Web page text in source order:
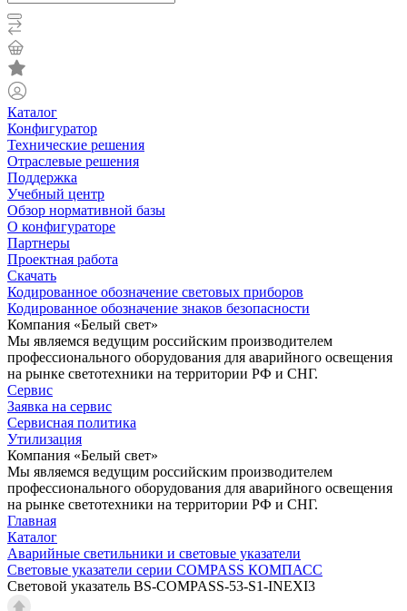
Каталог
Конфигуратор
Технические решения
Отраслевые решения
Поддержка
Учебный центр
Обзор нормативной базы
О конфигураторе
Партнеры
Проектная работа
Скачать
Кодированное обозначение световых приборов
Кодированное обозначение знаков безопасности
Компания «Белый свет»
Мы являемся ведущим российским производителем
профессионального оборудования для аварийного освещения
на рынке светотехники на территории РФ и СНГ.
Сервис
Заявка на сервис
Сервисная политика
Утилизация
Компания «Белый свет»
Мы являемся ведущим российским производителем
профессионального оборудования для аварийного освещения
на рынке светотехники на территории РФ и СНГ.
Главная
Каталог
Аварийные светильники и световые указатели
Световые указатели серии COMPASS КОМПАСС
Световой указатель BS-COMPASS-53-S1-INEXI3